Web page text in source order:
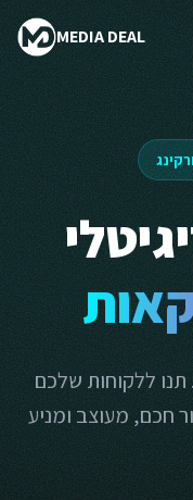
MEDIA DEAL
ללקוחות שלכם
חכם, מעוצב ומניע